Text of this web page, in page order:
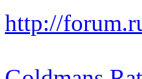
http://